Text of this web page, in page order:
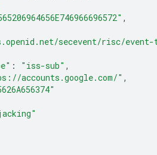
,
secevent/risc/event-
: "iss-sub" ,
accounts.google.com/" ,